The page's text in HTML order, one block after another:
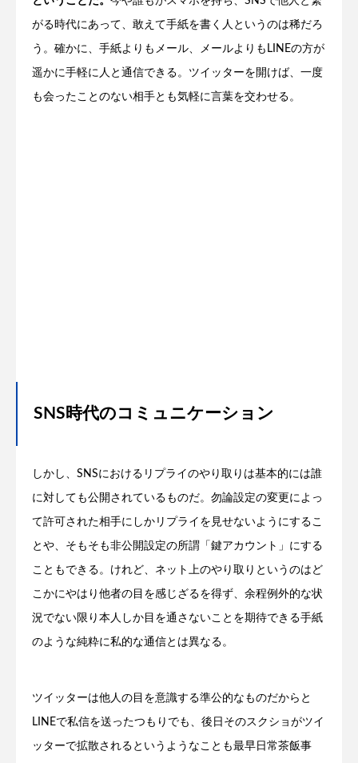
がる時代にあって、敢えて手紙を書く人というのは稀だろ
う。確かに、手紙よりもメール、メールよりもLINEの方が
遥かに手軽に人と通信できる。ツイッターを開けば、一度
も会ったことのない相手とも気軽に言葉を交わせる。
SNS時代のコミュニケーション
しかし、SNSにおけるリプライのやり取りは基本的には誰
に対しても公開されているものだ。勿論設定の変更によっ
て許可された相手にしかリプライを見せないようにするこ
とや、そもそも非公開設定の所謂「鍵アカウント」にする
こともできる。けれど、ネット上のやり取りというのはど
こかにやはり他者の目を感じざるを得ず、余程例外的な状
況でない限り本人しか目を通さないことを期待できる手紙
のような純粋に私的な通信とは異なる。
ツイッターは他人の目を意識する準公的なものだからと
LINEで私信を送ったつもりでも、後日そのスクショがツイ
ッターで拡散されるというようなことも最早日常茶飯事